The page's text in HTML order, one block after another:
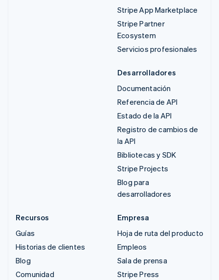
Stripe App Marketplace
Stripe Partner
Ecosystem
Servicios profesionales
Desarrolladores
Documentación
Referencia de API
Estado de la API
Registro de cambios de
la API
Bibliotecas y SDK
Stripe Projects
Blog para
desarrolladores
Recursos
Guías
Historias de clientes
Blog
Comunidad
Empresa
Hoja de ruta del producto
Empleos
Sala de prensa
Stripe Press